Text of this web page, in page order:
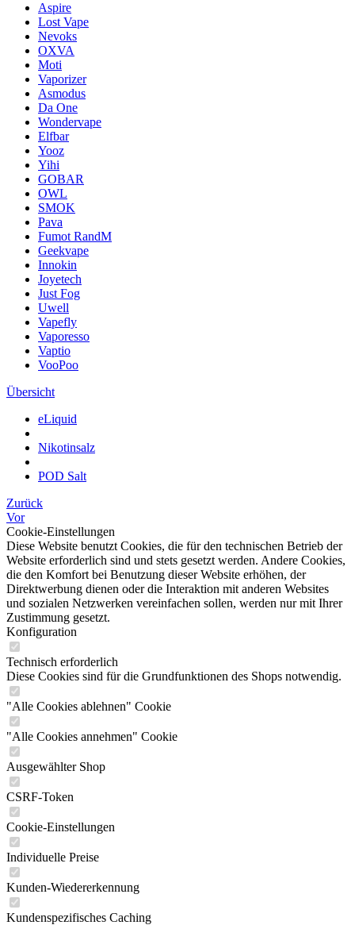
Aspire
Lost Vape
Nevoks
OXVA
Moti
Vaporizer
Asmodus
Da One
Wondervape
Elfbar
Yooz
Yihi
GOBAR
OWL
SMOK
Pava
Fumot RandM
Geekvape
Innokin
Joyetech
Just Fog
Uwell
Vapefly
Vaporesso
Vaptio
VooPoo
Übersicht
eLiquid
Nikotinsalz
POD Salt
Zurück
Vor
Cookie-Einstellungen
Diese Website benutzt Cookies, die für den technischen Betrieb der
Website erforderlich sind und stets gesetzt werden. Andere Cookies,
die den Komfort bei Benutzung dieser Website erhöhen, der
Direktwerbung dienen oder die Interaktion mit anderen Websites
und sozialen Netzwerken vereinfachen sollen, werden nur mit Ihrer
Zustimmung gesetzt.
Konfiguration
Technisch erforderlich
Diese Cookies sind für die Grundfunktionen des Shops notwendig.
"Alle Cookies ablehnen" Cookie
"Alle Cookies annehmen" Cookie
Ausgewählter Shop
CSRF-Token
Cookie-Einstellungen
Individuelle Preise
Kunden-Wiedererkennung
Kundenspezifisches Caching